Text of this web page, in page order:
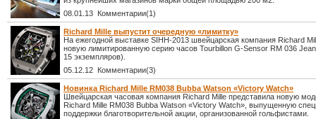
08.01.13 Комментарии(1)
Richard Mille выпустит очередную «лимитку»
На ежегодной выставке SIHH-2013 швейцарская компания Richard
новую лимитированную серию часов Tourbillon G-Sensor RM 036 Jean
15 экземпляров).
05.12.12 Комментарии(3)
Новинка Richard Mille RM038 Bubba Watson «Victory Watch»
Швейцарская часовая компания Richard Mille представила новую
Richard Mille RM038 Bubba Watson «Victory Watch», выпущенную
поддержки благотворительной акции, организованной гольфистами.